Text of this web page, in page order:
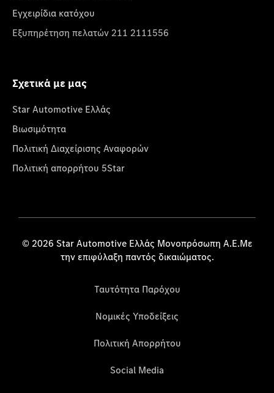
Εγχειρίδια κατόχου
Εξυπηρέτηση πελατών 211 2111556
Σχετικά με μας
Star Automotive Ελλάς
Βιωσιμότητα
Πολιτική Διαχείρισης Αναφορών
Πολιτική απορρήτου 5Star
© 2026 Star Automotive Ελλάς Μονοπρόσωπη Α.Ε.Με
την επιφύλαξη παντός δικαιώματος.
Ταυτότητα Παρόχου
Νομικές Υποδείξεις
Πολιτική Απορρήτου
Social Media